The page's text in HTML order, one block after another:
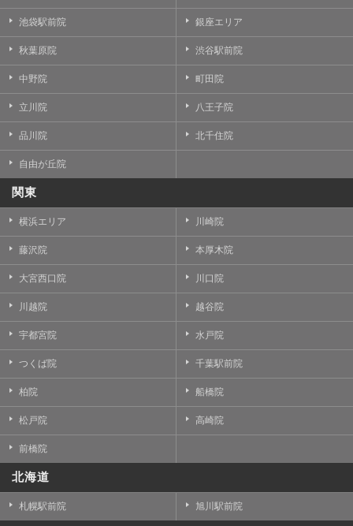
池袋駅前院 銀座エリア
秋葉原院 渋谷駅前院
中野院 町田院
立川院 八王子院
品川院 北千住院
自由が丘院
関東
横浜エリア 川崎院
藤沢院 本厚木院
大宮西口院 川口院
川越院 越谷院
宇都宮院 水戸院
つくば院 千葉駅前院
柏院 船橋院
松戸院 高崎院
前橋院
北海道
札幌駅前院 旭川駅前院